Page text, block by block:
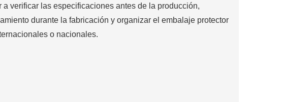
verificar las especificaciones antes de la producción,
durante la fabricación y organizar el embalaje protector
o nacionales.